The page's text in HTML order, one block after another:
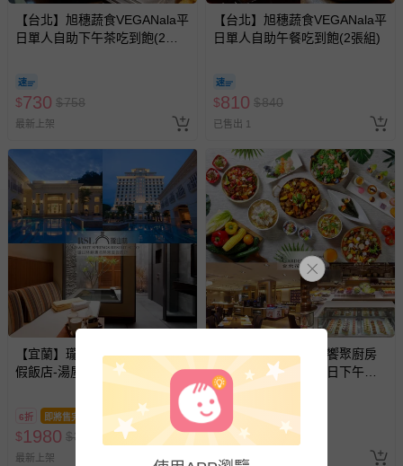
【台北】旭穗蔬食VEGANala平
日單人自助下午茶吃到飽(2張
$730 $758
最新上架
【台北】旭穗蔬食VEGANala平
日單人自助午餐吃到飽(2張組)
$810 $840
已售出 1
【宜蘭】瓏山林蘇澳冷熱泉度
假飯店-湯屋2H雙人券(假日不
6折 即將售完
$1980 $3300
最新上架
【台北花園大酒店】饗聚廚房
平日自助午晚餐或假日下午茶
吃到飽
93折
$920
最新上架